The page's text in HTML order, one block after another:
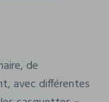
de
avec différentes